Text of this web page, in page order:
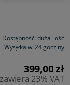
Dostępność: duża ilość
Wysyłka w: 24 godziny
399,00 zł
zawiera 23% VAT